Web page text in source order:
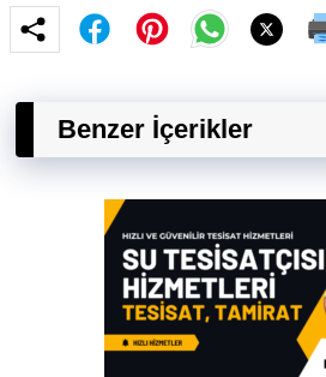
Benzer İçerikler